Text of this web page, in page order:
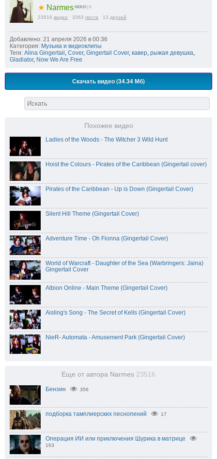
★ Narmes 660615 | 0
23516 видео 3363 поста 13 друзей
Добавлено: 21 апреля 2026 в 00:36
Категория: Музыка и видеоклипы
Теги: Alina Gingertail Cover, Gingertail Cover, кавер рыжая девушка
Gladiator, Now We Are Free
Скачать видео (34.34 Мб)
Похожее видео
Ladies of the Woods - The Witcher 3 Wild Hunt
Hoist the Colours - Pirates of the Caribbean (Gingertail cover)
Pirates of the Caribbean - Up is Down (Gingertail Cover)
Silent Hill Theme (Gingertail Cover)
Adventure Time - Oh Fionna (Gingertail Cover)
World of Warcraft - Daughter of the Sea (Warbringers: Jaina)
Gingertail Cover
Albion Online - Main Theme (Gingertail Cover)
Aisling's Song - The Secret of Kells (Gingertail Cover)
NieR- Automata - Amusement Park (Gingertail Cover)
Еще от автора Narmes 23516
Бензин 356
подборка тамплиерских песнопений 17
Операция ИИ или приключения Шурика в матрице
163